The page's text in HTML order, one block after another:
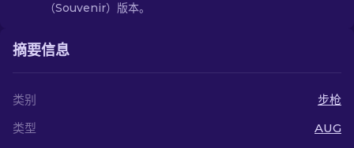
（Souvenir）版本。
摘要信息
类别
步枪
类型
AUG